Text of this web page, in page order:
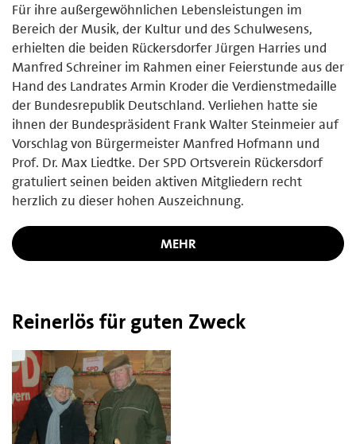
Für ihre außergewöhnlichen Lebensleistungen im
Bereich der Musik, der Kultur und des Schulwesens,
erhielten die beiden Rückersdorfer Jürgen Harries und
Manfred Schreiner im Rahmen einer Feierstunde aus der
Hand des Landrates Armin Kroder die Verdienstmedaille
der Bundesrepublik Deutschland. Verliehen hatte sie
ihnen der Bundespräsident Frank Walter Steinmeier auf
Vorschlag von Bürgermeister Manfred Hofmann und
Prof. Dr. Max Liedtke. Der SPD Ortsverein Rückersdorf
gratuliert seinen beiden aktiven Mitgliedern recht
herzlich zu dieser hohen Auszeichnung.
MEHR
Reinerlös für guten Zweck